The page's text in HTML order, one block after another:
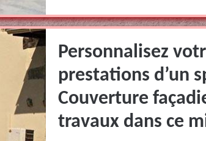
Personnalisez
prestations d’un
Couverture
travaux dans ce